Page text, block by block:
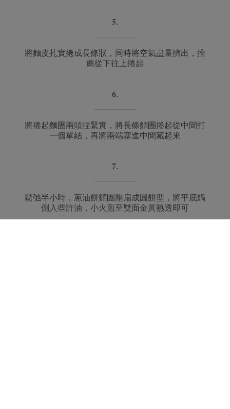
5.
將麵皮扎實捲成長條狀，同時將空氣盡量擠出，推
薦從下往上捲起
6.
將捲起麵團兩頭捏緊實，將長條麵團捲起從中間打
一個單結，再將兩端塞進中間藏起來
7.
鬆弛半小時，蔥油餅麵團壓扁成圓餅型，將平底鍋
倒入些許油，小火煎至雙面金黃熟透即可